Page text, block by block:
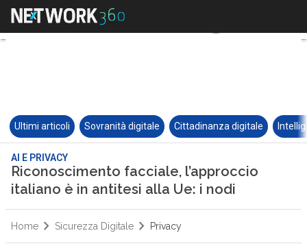
Ultimi articoli Sovranità digitale Cittadinanza digitale
AI E PRIVACY
Riconoscimento facciale, l’approccio
italiano è in antitesi alla Ue: i nodi
Home Sicurezza Digitale Privacy